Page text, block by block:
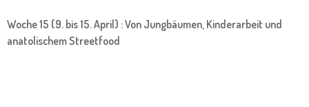
Woche 15 (9. bis 15. April) : Von Jungbäumen, Kinderarbeit und
anatolischem Streetfood